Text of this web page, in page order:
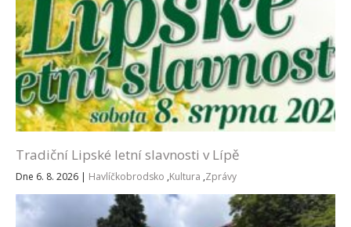
Tradiční Lipské letní slavnosti v Lípě
Dne 6. 8. 2026 | Havlíčkobrodsko ,Kultura ,Zprávy